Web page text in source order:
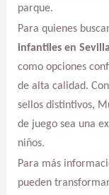
parque.
Para quienes
infantiles en Sevilla
como opciones
de alta calidad.
sellos distintivos,
de juego sea una
niños.
Para más
pueden